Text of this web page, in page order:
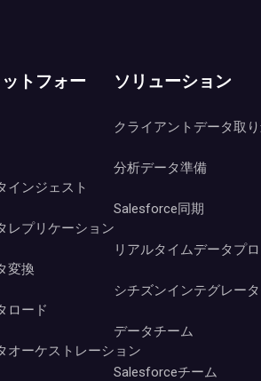
トフォー
インジェスト
レプリケーション
変換
ロード
オーケストレーション
ソリューション
クライアントデータ取
分析データ準備
Salesforce同期
リアルタイムデータプ
シチズンインテグレー
データチーム
Salesforceチーム